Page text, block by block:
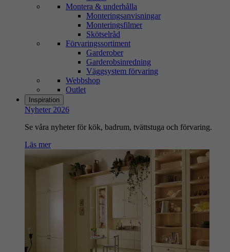
Montera & underhålla
Monteringsanvisningar
Monteringsfilmer
Skötselråd
Förvaringssortiment
Garderober
Garderobsinredning
Väggsystem förvaring
Webbshop
Outlet
Inspiration
Nyheter 2026
Se våra nyheter för kök, badrum, tvättstuga och förvaring.
Läs mer